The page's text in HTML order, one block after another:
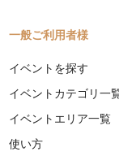
一般ご利用者様
イベントを探す
イベントカテゴリ一
イベントエリア一覧
使い方